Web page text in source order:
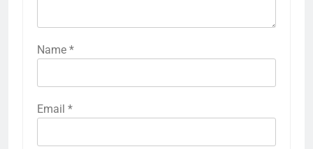
Name *
Email *